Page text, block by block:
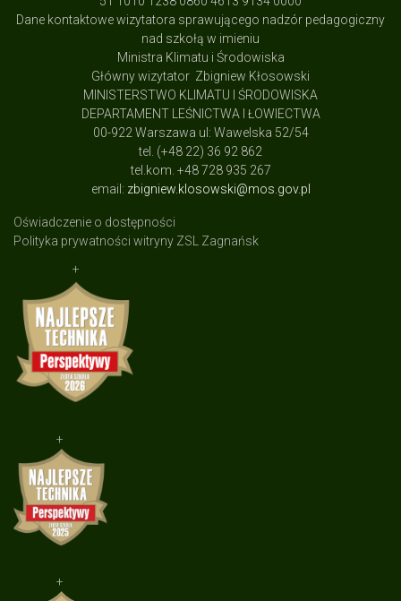
Dane kontaktowe wizytatora sprawującego nadzór pedagogiczny
nad szkołą w imieniu
Ministra Klimatu i Środowiska
Główny wizytator Zbigniew Kłosowski
MINISTERSTWO KLIMATU I ŚRODOWISKA
DEPARTAMENT LEŚNICTWA I ŁOWIECTWA
00-922 Warszawa ul: Wawelska 52/54
tel. (+48 22) 36 92 862
tel.kom. +48 728 935 267
email: zbigniew.klosowski@mos.gov.pl
Oświadczenie o dostępności
Polityka prywatności witryny ZSL Zagnańsk
+
+
+